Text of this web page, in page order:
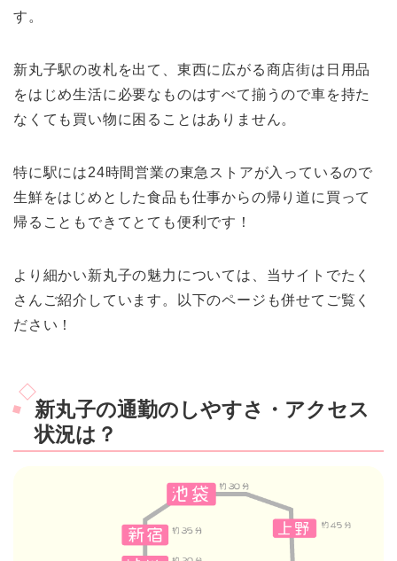
す。
新丸子駅の改札を出て、東西に広がる商店街は日用品
をはじめ生活に必要なものはすべて揃うので車を持た
なくても買い物に困ることはありません。
特に駅には24時間営業の東急ストアが入っているので
生鮮をはじめとした食品も仕事からの帰り道に買って
帰ることもできてとても便利です！
より細かい新丸子の魅力については、当サイトでたく
さんご紹介しています。以下のページも併せてご覧く
ださい！
新丸子の通勤のしやすさ・アクセス
状況は？